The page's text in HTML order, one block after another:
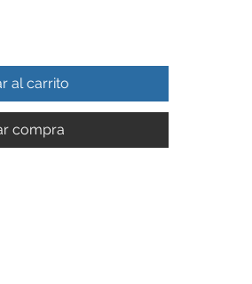
al carrito
compra